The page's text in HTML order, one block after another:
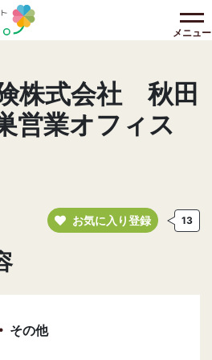
メニュー
株式会社 秋田
業オフィス
お気に入り登録 13
その他